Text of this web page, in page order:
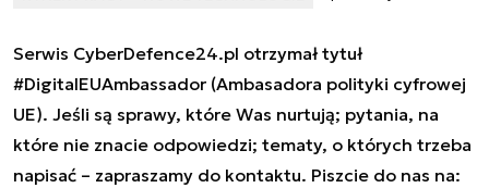
Serwis CyberDefence24.pl otrzymał tytuł
#DigitalEUAmbassador (Ambasadora polityki cyfrowej
UE). Jeśli są sprawy, które Was nurtują; pytania, na
które nie znacie odpowiedzi; tematy, o których trzeba
napisać – zapraszamy do kontaktu. Piszcie do nas na: